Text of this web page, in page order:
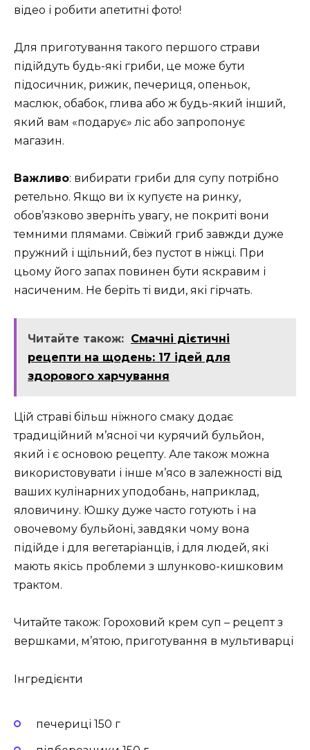
відео і робити апетитні фото!
Для приготування такого першого страви
підійдуть будь-які гриби, це може бути
підосичник, рижик, печериця, опеньок,
маслюк, обабок, глива або ж будь-який інший,
який вам «подарує» ліс або запропонує
магазин.
Важливо: вибирати гриби для супу потрібно
ретельно. Якщо ви їх купуєте на ринку,
обов’язково зверніть увагу, не покриті вони
темними плямами. Свіжий гриб завжди дуже
пружний і щільний, без пустот в ніжці. При
цьому його запах повинен бути яскравим і
насиченим. Не беріть ті види, які гірчать.
Читайте також: Смачні дієтичні
рецепти на щодень: 17 ідей для
здорового харчування
Цій страві більш ніжного смаку додає
традиційний м’ясної чи курячий бульйон,
який і є основою рецепту. Але також можна
використовувати і інше м’ясо в залежності від
ваших кулінарних уподобань, наприклад,
яловичину. Юшку дуже часто готують і на
овочевому бульйоні, завдяки чому вона
підійде і для вегетаріанців, і для людей, які
мають якісь проблеми з шлунково-кишковим
трактом.
Читайте також: Гороховий крем суп – рецепт з
вершками, м’ятою, приготування в мультиварці
Інгредієнти
печериці 150 г